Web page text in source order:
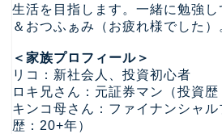
生活を目指します。一緒に勉強し
＆おつふぁみ（お疲れ様でした）
＜家族プロフィール＞
リコ：新社会人、投資初心者
ロキ兄さん：元証券マン（投資歴
キンコ母さん：ファイナンシャ
歴：20+年）